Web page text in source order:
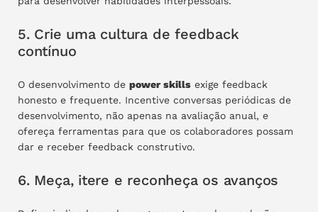
5. Crie uma cultura de feedback
contínuo
O desenvolvimento de power skills exige feedback
honesto e frequente. Incentive conversas periódicas de
desenvolvimento, não apenas na avaliação anual, e
ofereça ferramentas para que os colaboradores possam
dar e receber feedback construtivo.
6. Meça, itere e reconheça os avanços